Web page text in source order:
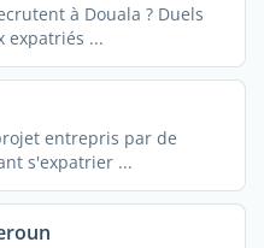
à Douala ? Duels
expatriés ...
entrepris par de
s'expatrier ...